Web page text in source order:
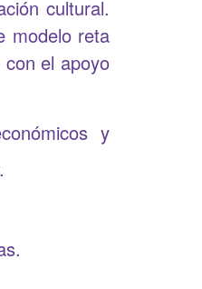
cultural.
modelo reta
el apoyo
y